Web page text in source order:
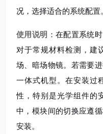
况，选择适合的系统配置
使用说明 ：在配置系统
对于常规材料检测，建
场、暗场物镜。若需要
一体式机型。在安装过
性，特别是光学组件的
中，模块间的切换应遵
安装。